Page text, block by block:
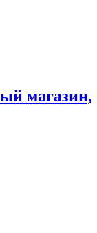
магазин,